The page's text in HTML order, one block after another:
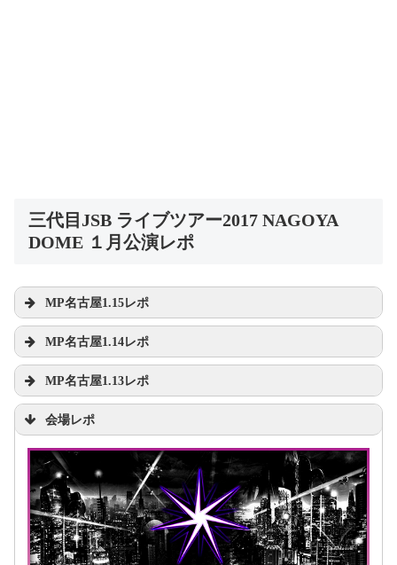
三代目JSB ライブツアー2017 NAGOYA
DOME １月公演レポ
MP名古屋1.15レポ
https://t.co/YxbxyPPC2A
pic.twitter.com/iby90zQHeU
2017年1月
15日
MP名古屋1.14レポ
MP名古屋1.13レポ
会場レポ